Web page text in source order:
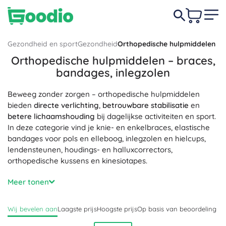
Gezondheid en sportGezondheidOrthopedische hulpmiddelen
Orthopedische hulpmiddelen – braces,
bandages, inlegzolen
Beweeg zonder zorgen – orthopedische hulpmiddelen
bieden directe verlichting, betrouwbare stabilisatie en
betere lichaamshouding bij dagelijkse activiteiten en sport.
In deze categorie vind je knie- en enkelbraces, elastische
bandages voor pols en elleboog, inlegzolen en hielcups,
lendensteunen, houdings- en halluxcorrectors,
orthopedische kussens en kinesiotapes.
Anatomisch gevormde constructies met verstelbare
compressie en klittenbandsluitingen geven
Ademende 3D-breisels, gelpads, dempende schuimen en
traagschuim verdelen de druk, verminderen schokken en
Meer tonen
Wij bevelen aanLaagste prijsHoogste prijsOp basis van beoordeling